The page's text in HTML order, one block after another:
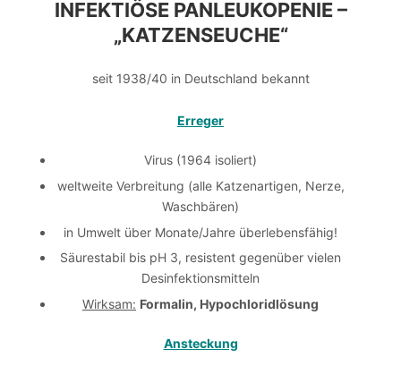
INFEKTIÖSE PANLEUKOPENIE –
„KATZENSEUCHE“
seit 1938/40 in Deutschland bekannt
Erreger
Virus (1964 isoliert)
weltweite Verbreitung (alle Katzenartigen, Nerze,
Waschbären)
in Umwelt über Monate/Jahre überlebensfähig!
Säurestabil bis pH 3, resistent gegenüber vielen
Desinfektionsmitteln
Wirksam: Formalin, Hypochloridlösung
Ansteckung